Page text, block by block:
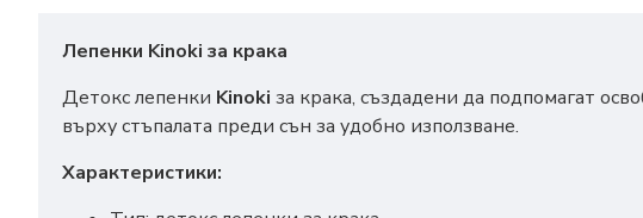
Лепенки Kinoki за крака
Детокс лепенки Kinoki за крака, създадени да подпомагат
върху стъпалата преди сън за удобно използване.
Характеристики: